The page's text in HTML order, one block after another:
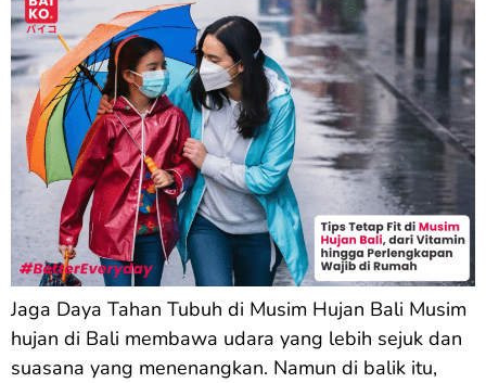
Jaga Daya Tahan Tubuh di Musim Hujan Bali Musim
hujan di Bali membawa udara yang lebih sejuk dan
suasana yang menenangkan. Namun di balik itu,